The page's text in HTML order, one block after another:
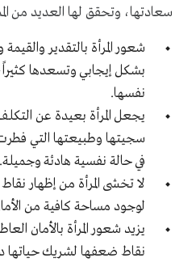
سعادتها، وتحقق لها العديد من
شعور المرأة بالتقدير
بشكل إيجابي وتسعدها
نفسها.
يجعل المرأة بعيدة عن
سجيتها وطبيعتها التي
في حالة نفسية هادئة وجميلة.
لا تخشى المرأة من إظهار
لوجود مساحة كافية من
يزيد شعور المرأة بالأمان
نقاط ضعفها لشريك حياتها